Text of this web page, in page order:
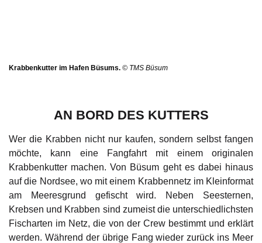
Krabbenkutter im Hafen Büsums. © TMS Büsum
AN BORD DES KUTTERS
Wer die Krabben nicht nur kaufen, sondern selbst fangen
möchte, kann eine Fangfahrt mit einem originalen
Krabbenkutter machen. Von Büsum geht es dabei hinaus
auf die Nordsee, wo mit einem Krabbennetz im Kleinformat
am Meeresgrund gefischt wird. Neben Seesternen,
Krebsen und Krabben sind zumeist die unterschiedlichsten
Fischarten im Netz, die von der Crew bestimmt und erklärt
werden. Während der übrige Fang wieder zurück ins Meer